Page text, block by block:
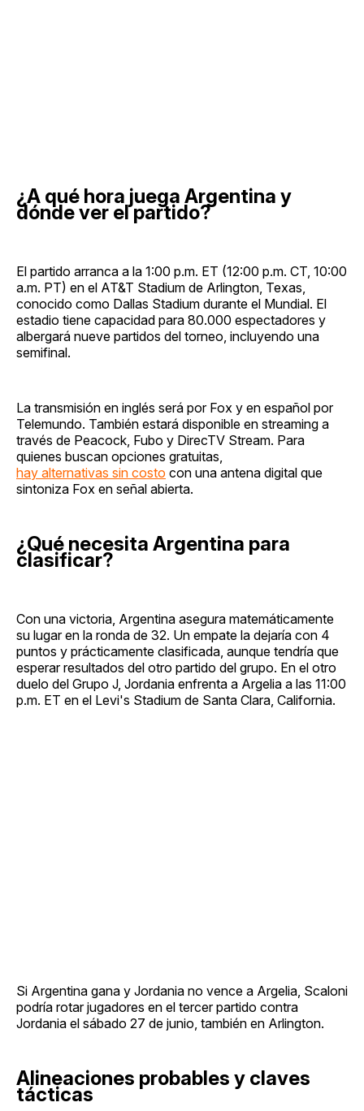
¿A qué hora juega Argentina y
dónde ver el partido?
El partido arranca a la 1:00 p.m. ET (12:00 p.m. CT, 10:00
a.m. PT) en el AT&T Stadium de Arlington, Texas,
conocido como Dallas Stadium durante el Mundial. El
estadio tiene capacidad para 80.000 espectadores y
albergará nueve partidos del torneo, incluyendo una
semifinal.
La transmisión en inglés será por Fox y en español por
Telemundo. También estará disponible en streaming a
través de Peacock, Fubo y DirecTV Stream. Para
quienes buscan opciones gratuitas,
hay alternativas sin costo con una antena digital que
sintoniza Fox en señal abierta.
¿Qué necesita Argentina para
clasificar?
Con una victoria, Argentina asegura matemáticamente
su lugar en la ronda de 32. Un empate la dejaría con 4
puntos y prácticamente clasificada, aunque tendría que
esperar resultados del otro partido del grupo. En el otro
duelo del Grupo J, Jordania enfrenta a Argelia a las 11:00
p.m. ET en el Levi's Stadium de Santa Clara, California.
Si Argentina gana y Jordania no vence a Argelia, Scaloni
podría rotar jugadores en el tercer partido contra
Jordania el sábado 27 de junio, también en Arlington.
Alineaciones probables y claves
tácticas